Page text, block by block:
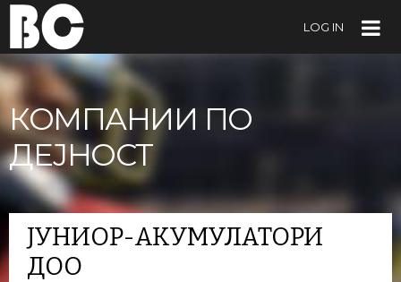
LOG IN
КОМПАНИИ ПО
ДЕЈНОСТ
ЈУНИОР-АКУМУЛАТОРИ
ДОО